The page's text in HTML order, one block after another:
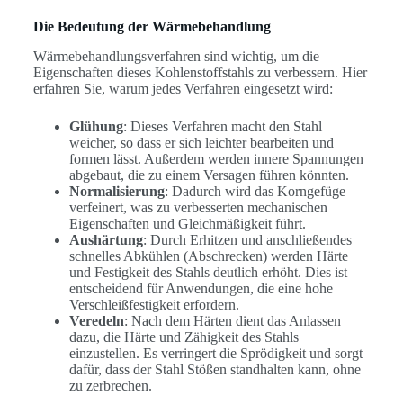
Die Bedeutung der Wärmebehandlung
Wärmebehandlungsverfahren sind wichtig, um die
Eigenschaften dieses Kohlenstoffstahls zu verbessern. Hier
erfahren Sie, warum jedes Verfahren eingesetzt wird:
Glühung: Dieses Verfahren macht den Stahl
weicher, so dass er sich leichter bearbeiten und
formen lässt. Außerdem werden innere Spannungen
abgebaut, die zu einem Versagen führen könnten.
Normalisierung: Dadurch wird das Korngefüge
verfeinert, was zu verbesserten mechanischen
Eigenschaften und Gleichmäßigkeit führt.
Aushärtung: Durch Erhitzen und anschließendes
schnelles Abkühlen (Abschrecken) werden Härte
und Festigkeit des Stahls deutlich erhöht. Dies ist
entscheidend für Anwendungen, die eine hohe
Verschleißfestigkeit erfordern.
Veredeln: Nach dem Härten dient das Anlassen
dazu, die Härte und Zähigkeit des Stahls
einzustellen. Es verringert die Sprödigkeit und sorgt
dafür, dass der Stahl Stößen standhalten kann, ohne
zu zerbrechen.